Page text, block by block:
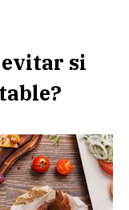
evitar si